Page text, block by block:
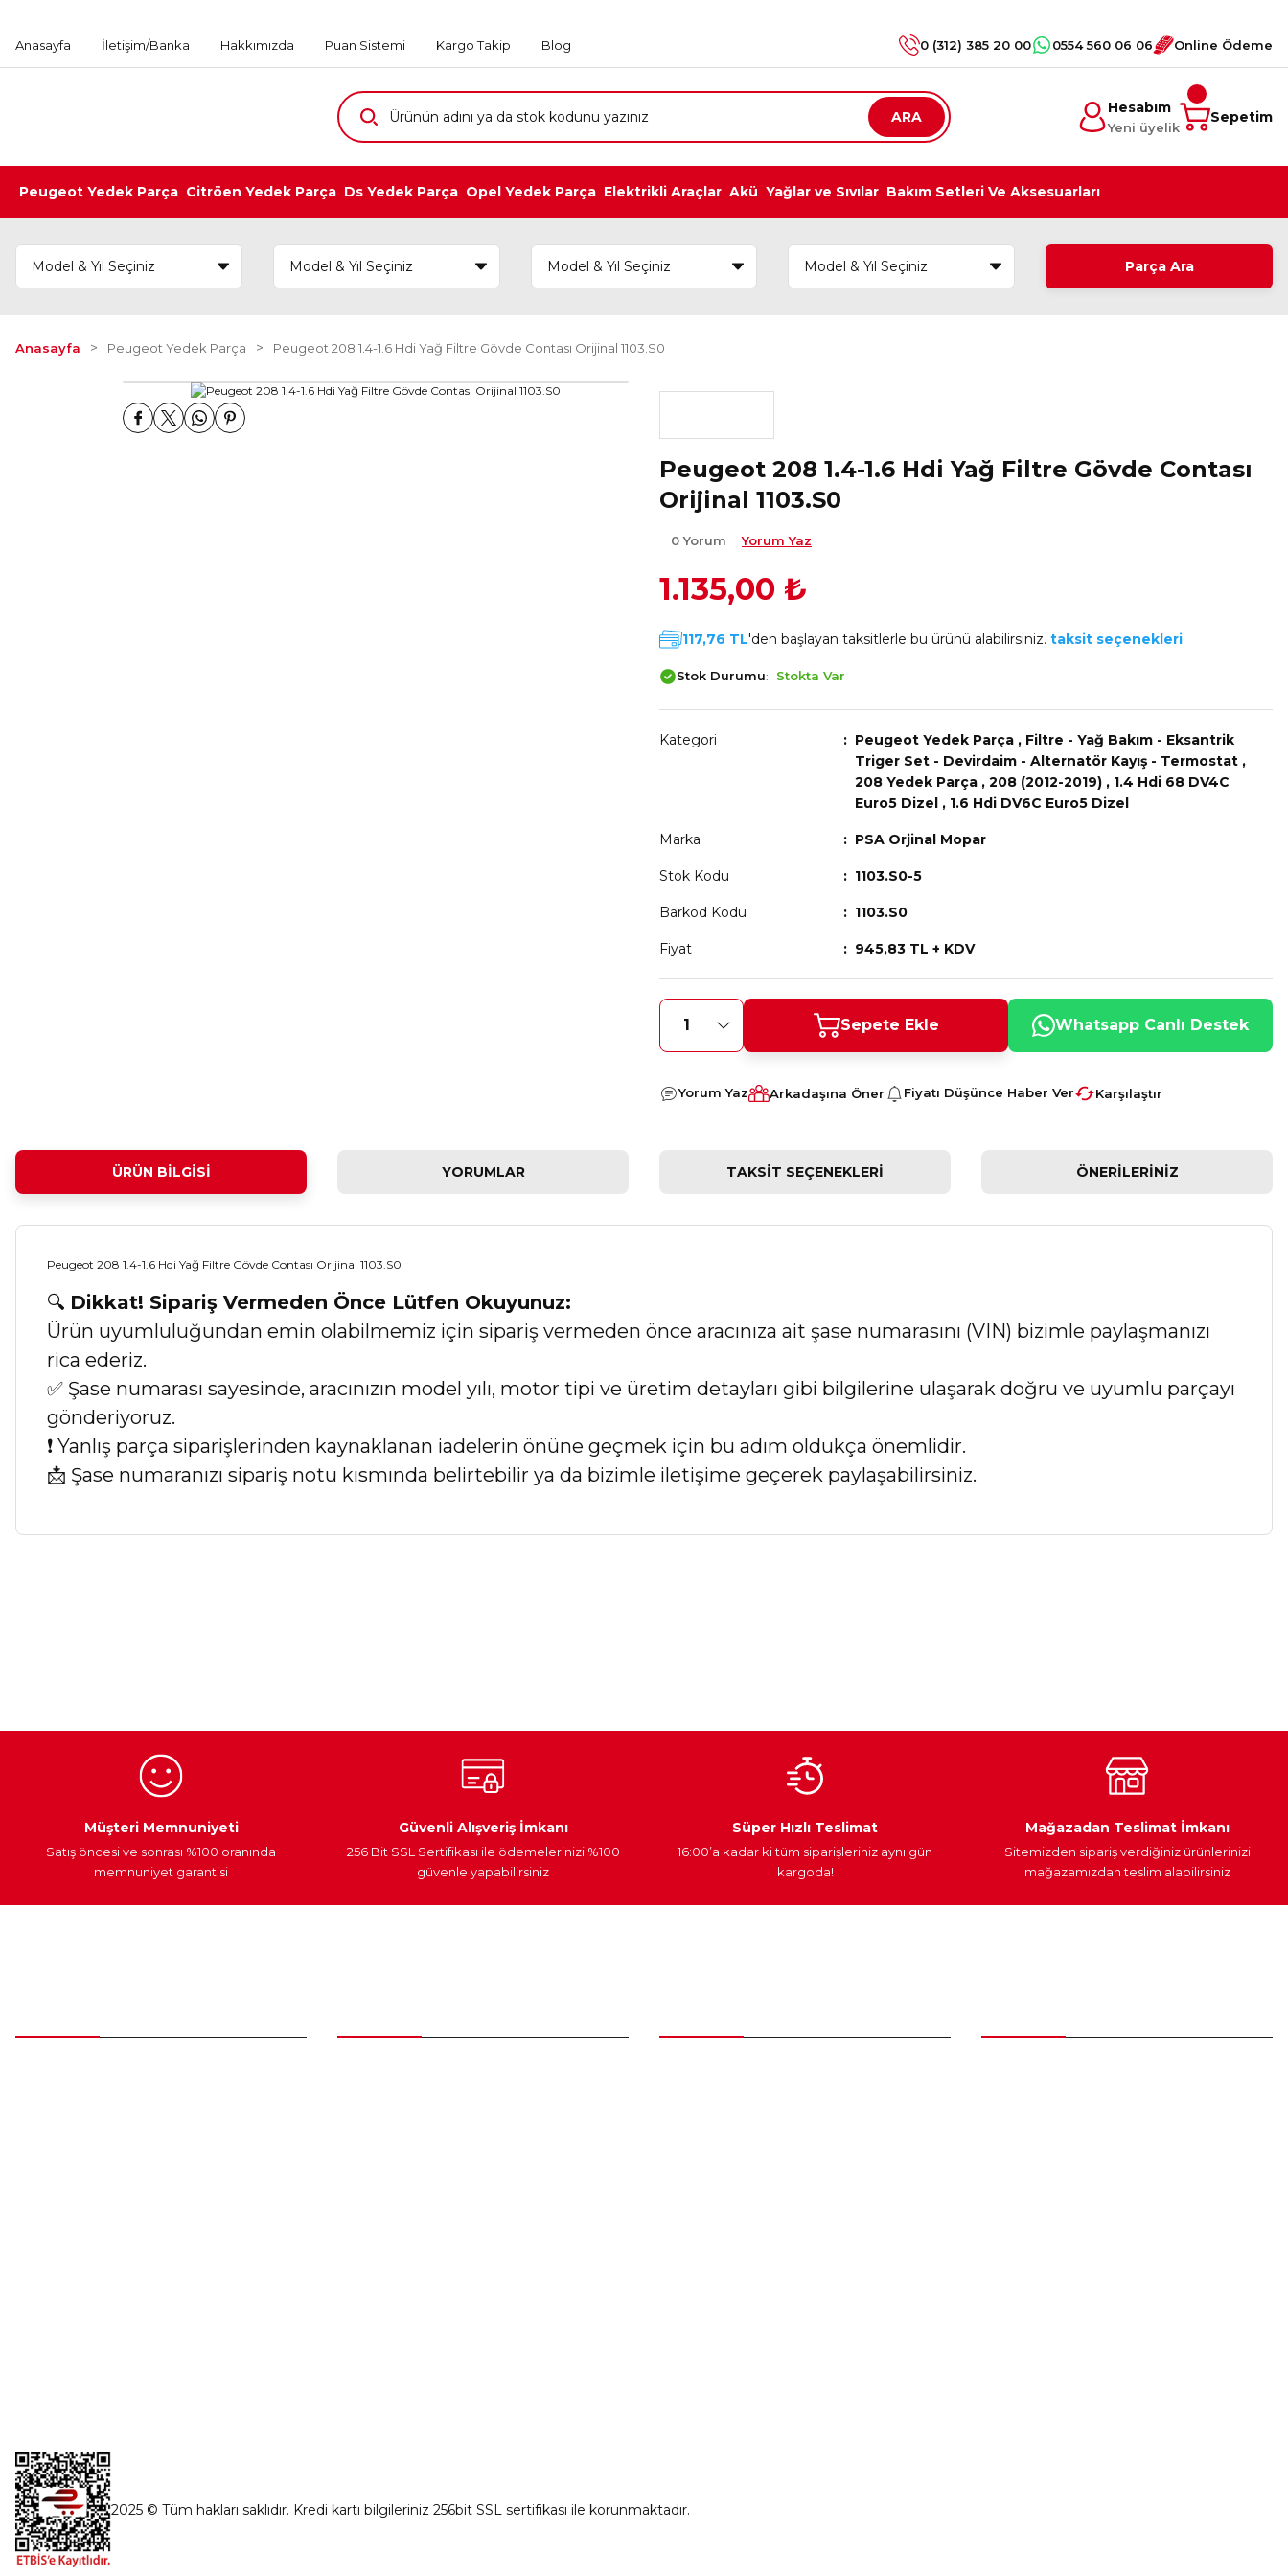
Anasayfa İletişim/Banka Hakkımızda Puan Sistemi Kargo Takip Blog 0 (312) 385 20 00 0554 560 06 06 Online Ödeme
ARA
Hesabım
Yeni üyelik
Sepetim
Peugeot Yedek Parça Citröen Yedek Parça Ds Yedek Parça Opel Yedek Parça Elektrikli Araçlar Akü Yağlar ve Sıvılar Bakım Setleri Ve Aksesuarları
Parça Ara
Anasayfa Peugeot Yedek Parça Peugeot 208 1.4-1.6 Hdi Yağ Filtre Gövde Contası Orijinal 1103.S0
Peugeot 208 1.4-1.6 Hdi Yağ Filtre Gövde Contası
Orijinal 1103.S0
0 Yorum Yorum Yaz
1.135,00 ₺
117,76 TL'den başlayan taksitlerle bu ürünü alabilirsiniz. taksit seçenekleri
Stok Durumu Stokta Var
Kategori Peugeot Yedek Parça , Filtre - Yağ Bakım - Eksantrik
Triger Set - Devirdaim - Alternatör Kayış - Termostat ,
208 Yedek Parça , 208 (2012-2019) , 1.4 Hdi 68 DV4C
Euro5 Dizel , 1.6 Hdi DV6C Euro5 Dizel
Marka PSA Orjinal Mopar
Stok Kodu 1103.S0-5
Barkod Kodu 1103.S0
Fiyat 945,83 TL + KDV
Sepete Ekle Whatsapp Canlı Destek
Yorum Yaz Arkadaşına Öner Fiyatı Düşünce Haber Ver Karşılaştır
ÜRÜN BILGISI YORUMLAR TAKSIT SEÇENEKLERI ÖNERILERINIZ
Peugeot 208 1.4-1.6 Hdi Yağ Filtre Gövde Contası Orijinal 1103.S0
🔍 Dikkat! Sipariş Vermeden Önce Lütfen Okuyunuz:
Ürün uyumluluğundan emin olabilmemiz için sipariş vermeden önce aracınıza ait şase numarasını (VIN) bizimle paylaşmanızı
rica ederiz.
✅ Şase numarası sayesinde, aracınızın model yılı, motor tipi ve üretim detayları gibi bilgilerine ulaşarak doğru ve uyumlu parçayı
gönderiyoruz.
❗ Yanlış parça siparişlerinden kaynaklanan iadelerin önüne geçmek için bu adım oldukça önemlidir.
📩 Şase numaranızı sipariş notu kısmında belirtebilir ya da bizimle iletişime geçerek paylaşabilirsiniz.
Egzoz Sistemi Ateşleme Sistemi Araç Farları Yedek Parça
Müşteri Memnuniyeti
Satış öncesi ve sonrası %100 oranında
memnuniyet garantisi
Güvenli Alışveriş İmkanı
256 Bit SSL Sertifikası ile ödemelerinizi %100
güvenle yapabilirsiniz
Süper Hızlı Teslimat
16:00’a kadar ki tüm siparişleriniz aynı gün
kargoda!
Mağazadan Teslimat İmkanı
Sitemizden sipariş verdiğiniz ürünlerinizi
mağazamızdan teslim alabilirsiniz
2025 © Tüm hakları saklıdır. Kredi kartı bilgileriniz 256bit SSL sertifikası ile korunmaktadır.